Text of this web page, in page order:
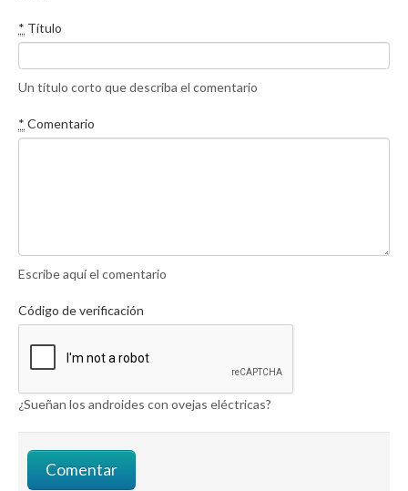
* Título
Un título corto que describa el comentario
* Comentario
Escribe aquí el comentario
Código de verificación
¿Sueñan los androides con ovejas eléctricas?